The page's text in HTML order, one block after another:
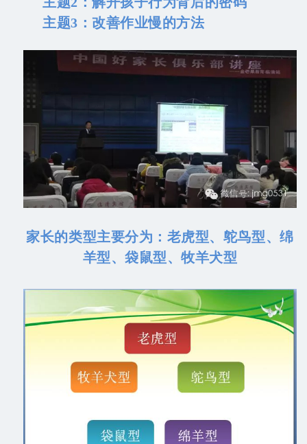
主题3：改善作业慢的方法
家长的类型主要分为：老虎型、鸵鸟型、绵
羊型、袋鼠型、牧羊犬型